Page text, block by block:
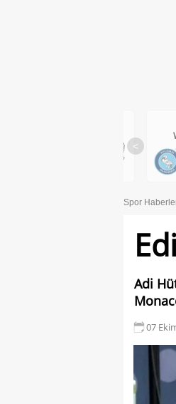
<
Spor
Adi
07